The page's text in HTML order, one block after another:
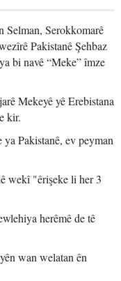
Selman, Serokkomarê
Pakistanê Şehbaz
bi navê “Meke” îmze
Mekeyê yê Erebistana
kir.
Pakistanê, ev peyman
wekî "êrişeke li her 3
herêmê de tê
wan welatan ên